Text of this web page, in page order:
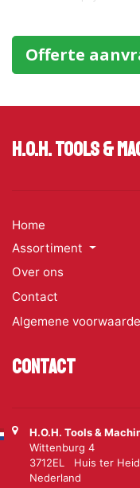
Offerte
H.O.H. Tools &
Home
Assortiment
Over ons
Contact
Algemene
Contact
H.O.H. Tools &
Wittenburg 4
3712EL Huis ter
Nederland